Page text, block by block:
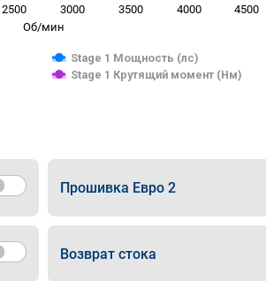
Об/мин
Stage 1 Мощность (лс)
Stage 1 Крутящий момент (Нм)
2500 3000 3500 4000 4500
Прошивка Евро 2
Возврат стока